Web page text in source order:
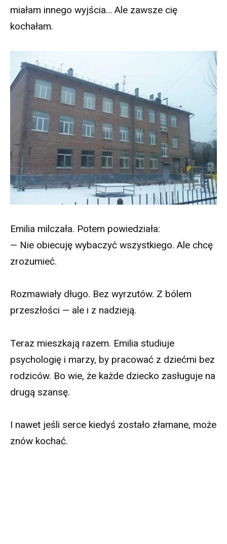
miałam innego wyjścia… Ale zawsze cię
kochałam.
Emilia milczała. Potem powiedziała:
— Nie obiecuję wybaczyć wszystkiego. Ale chcę
zrozumieć.
Rozmawiały długo. Bez wyrzutów. Z bólem
przeszłości — ale i z nadzieją.
Teraz mieszkają razem. Emilia studiuje
psychologię i marzy, by pracować z dziećmi bez
rodziców. Bo wie, że każde dziecko zasługuje na
drugą szansę.
I nawet jeśli serce kiedyś zostało złamane, może
znów kochać.